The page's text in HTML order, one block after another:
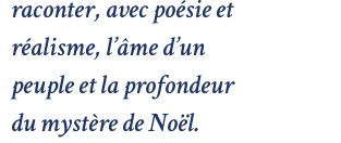
raconter, avec poésie et
réalisme, l’âme d’un
peuple et la profondeur
du mystère de Noël.